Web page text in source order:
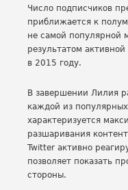
Число подписчиков
приближается к
не самой популярной
результатом
в 2015 году.
В завершении Лилия
каждой из
характеризуется
разшаривания
Twitter активно
позволяет показать
стороны.